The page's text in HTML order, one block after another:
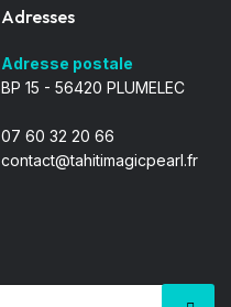
Adresses
Adresse postale
BP 15 - 56420 PLUMELEC
07 60 32 20 66
contact@tahitimagicpearl.fr